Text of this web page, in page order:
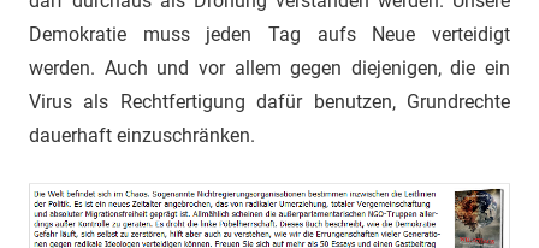
Demokratie muss jeden Tag aufs Neue verteidigt
werden. Auch und vor allem gegen diejenigen, die ein
Virus als Rechtfertigung dafür benutzen, Grundrechte
dauerhaft einzuschränken.